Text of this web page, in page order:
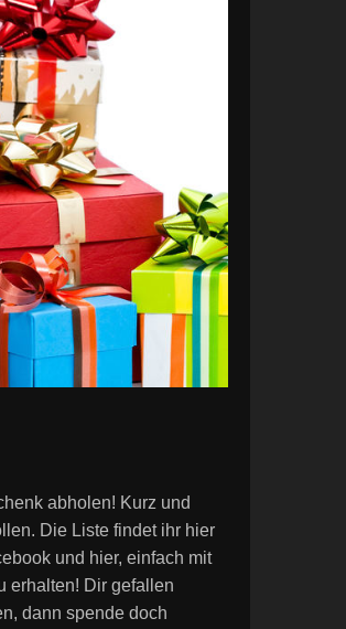
abholen! Kurz und
Die Liste findet ihr hier
und hier, einfach mit
erhalten! Dir gefallen
dann spende doch